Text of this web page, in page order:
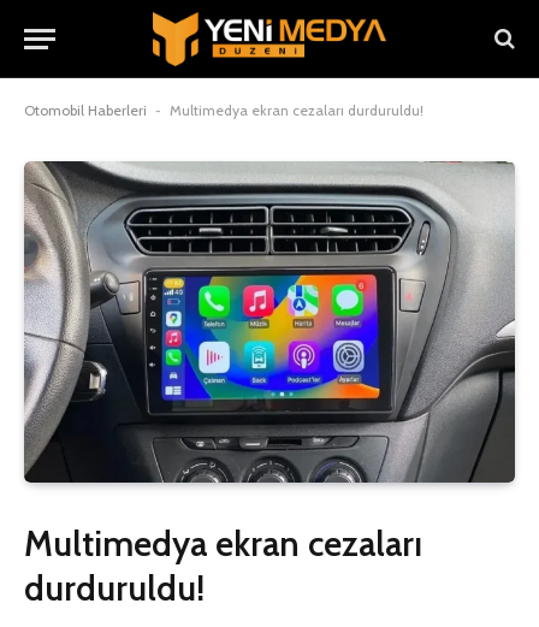
Otomobil Haberleri - Multimedya ekran cezaları durduruldu!
Multimedya ekran cezaları
durduruldu!